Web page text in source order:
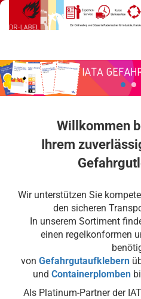
Willkommen
Ihrem
Wir unterstützen Sie
den sicheren
In unserem Sortiment
einen regelkonformen
von Gefahrgutaufklebern
und Containerplomben
Als Platinum-Partner der